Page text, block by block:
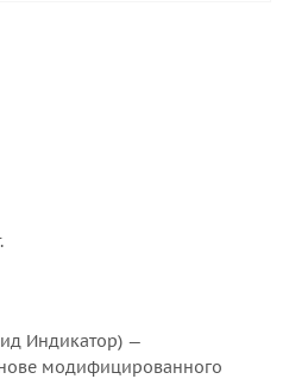
Индикатор) —
модифицированного